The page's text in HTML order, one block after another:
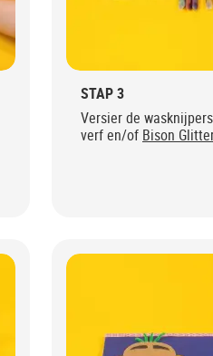
STAP 3
Versier de
verf en/of Bison